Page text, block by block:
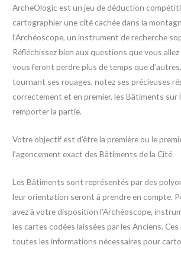
ArcheOlogic est un jeu de déduction
cartographier une cité cachée dans la
l’Archéoscope, un instrument de recherche
Réfléchissez bien aux questions que vous
vous feront perdre plus de temps que
tournant ses rouages, notez ses précieuses
correctement et en premier, les Bâtiments sur
remporter la partie.
Votre objectif est d’être la première ou le
l’agencement exact des Bâtiments de la Cité
Les Bâtiments sont représentés par des
leur orientation seront à prendre en compte.
avez à votre disposition l’Archéoscope,
les cartes codées laissées par les Anciens.
toutes les informations nécessaires pour